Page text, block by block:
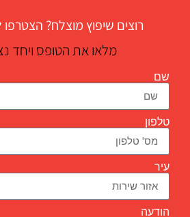
רוצים שיפוץ מוצלח?
מלאו את הטופס ויחד
שם
טלפון
עיר
הודעה